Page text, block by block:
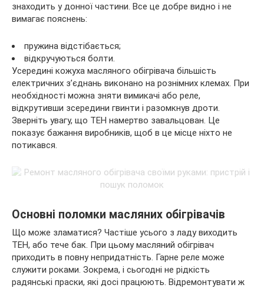
знаходить у донної частини. Все це добре видно і не
вимагає пояснень:
пружина відстібається;
відкручуються болти.
Усередині кожуха масляного обігрівача більшість
електричних з’єднань виконано на рознімних клемах. При
необхідності можна зняти вимикачі або реле,
відкрутивши зсередини гвинти і разомкнув дроти.
Зверніть увагу, що ТЕН намертво завальцован. Це
показує бажання виробників, щоб в це місце ніхто не
потикався.
Основні поломки масляних обігрівачів
Що може зламатися? Частіше усього з ладу виходить
ТЕН, або тече бак. При цьому масляний обігрівач
приходить в повну непридатність. Гарне реле може
служити роками. Зокрема, і сьогодні не рідкість
радянські праски, які досі працюють. Відремонтувати ж